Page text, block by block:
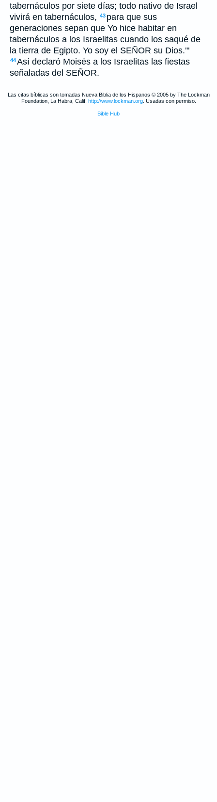
tabernáculos por siete días; todo nativo de Israel
vivirá en tabernáculos, 43 para que sus
generaciones sepan que Yo hice habitar en
tabernáculos a los Israelitas cuando los saqué de
la tierra de Egipto. Yo soy el SEÑOR su Dios.'"
44Así declaró Moisés a los Israelitas las fiestas
señaladas del SEÑOR.
Las citas bíblicas son tomadas Nueva Biblia de los Hispanos © 2005 by The Lockman
Foundation, La Habra, Calif, http://www.lockman.org. Usadas con permiso.
Bible Hub